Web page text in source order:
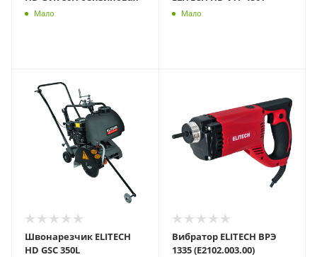
Мало Мало
Швонарезчик ELITECH
HD GSC 350L
Вибратор ELITECH ВРЭ
1335 (E2102.003.00)